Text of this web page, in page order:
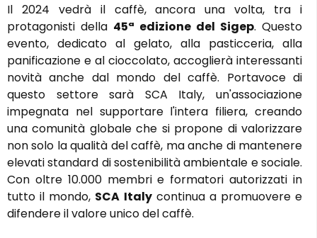
Il 2024 vedrà il caffè, ancora una volta, tra i
protagonisti della 45ª edizione del Sigep. Questo
evento, dedicato al gelato, alla pasticceria, alla
panificazione e al cioccolato, accoglierà interessanti
novità anche dal mondo del caffè. Portavoce di
questo settore sarà SCA Italy, un'associazione
impegnata nel supportare l'intera filiera, creando
una comunità globale che si propone di valorizzare
non solo la qualità del caffè, ma anche di mantenere
elevati standard di sostenibilità ambientale e sociale.
Con oltre 10.000 membri e formatori autorizzati in
tutto il mondo, SCA Italycontinua a promuovere e
difendere il valore unico del caffè.